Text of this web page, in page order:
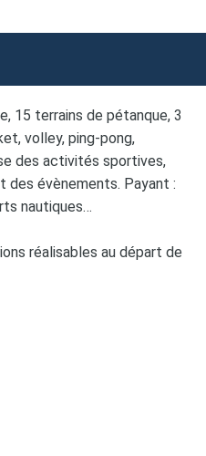
15 terrains de pétanque, 3
volley, ping-pong,
des activités sportives,
des évènements. Payant :
nautiques…
réalisables au départ de